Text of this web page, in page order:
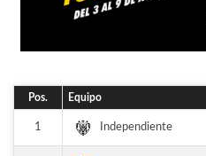
Pos. Equipo
1 Independiente